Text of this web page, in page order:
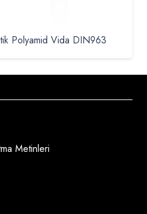
Polyamid Vida DIN963
Metinleri